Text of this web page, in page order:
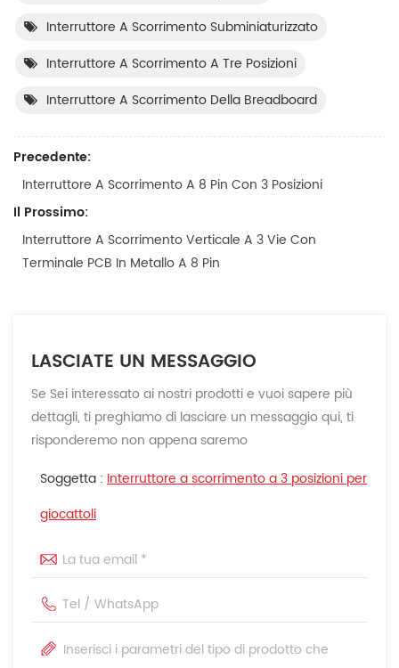
Interruttore A Scorrimento Subminiaturizzato
Interruttore A Scorrimento A Tre Posizioni
Interruttore A Scorrimento Della Breadboard
Precedente:
Interruttore A Scorrimento A 8 Pin Con 3 Posizioni
Il Prossimo:
Interruttore A Scorrimento Verticale A 3 Vie Con
Terminale PCB In Metallo A 8 Pin
LASCIATE UN MESSAGGIO
Se Sei interessato ai nostri prodotti e vuoi sapere più
dettagli, ti preghiamo di lasciare un messaggio qui, ti
risponderemo non appena saremo
Soggetta : Interruttore a scorrimento a 3 posizioni per
giocattoli